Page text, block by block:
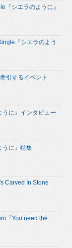
『シエラのように』
『シエラのよう
引するイベント
に』インタビュー
うに』特集
Carved In Stone
『You need the